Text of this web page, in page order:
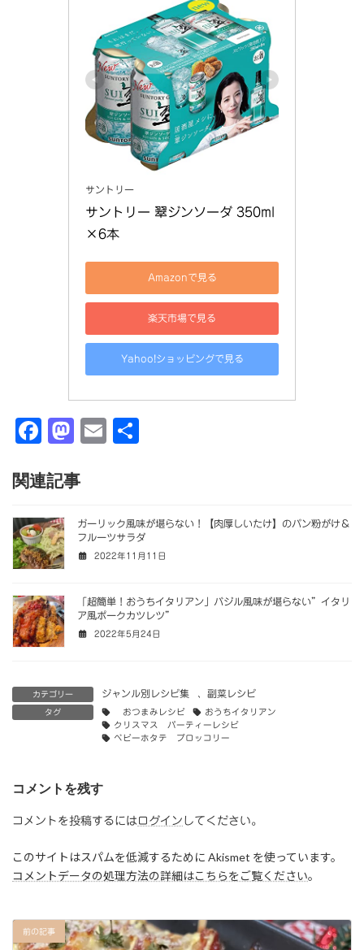
サントリー
サントリー 翠ジンソーダ 350ml
×6本
Amazonで見る
楽天市場で見る
Yahoo!ショッピングで見る
F
c
b
o
k
M
st
d
o
E
関連記事
ガーリック風味が堪らない！【肉厚しいたけ】のパン粉がけ＆
フルーツサラダ
2022年11月11日
「超簡単！おうちイタリアン」バジル風味が堪らない”イタリ
ア風ポークカツレツ”
2022年5月24日
カテゴリー ジャンル別レシピ集 副菜レシピ
タグ おつまみレシピ
おうちイタリアン
クリスマス パーティーレシピ
ベビーホタテ ブロッコリー
コメントを残す
コメントを投稿するには ログイン してください。
このサイトはスパムを低減するために Akismet を使っています。
コメントデータの処理方法の詳細はこちらをご覧ください。
前の記事